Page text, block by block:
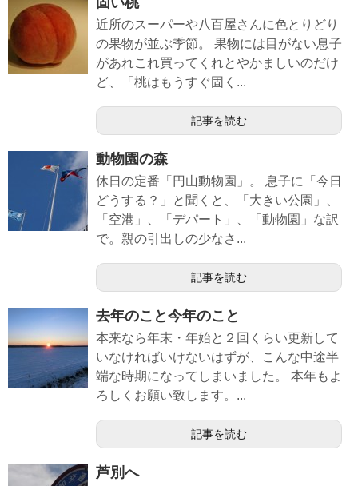
近所のスーパーや八百屋さんに色とりどり
の果物が並ぶ季節。 果物には目がない息子
があれこれ買ってくれとやかましいのだけ
ど、「桃はもうすぐ固く...
記事を読む
動物園の森
休日の定番「円山動物園」。 息子に「今日
どうする？」と聞くと、「大きい公園」、
「空港」、「デパート」、「動物園」な訳
で。親の引出しの少なさ...
記事を読む
去年のこと今年のこと
本来なら年末・年始と２回くらい更新して
いなければいけないはずが、こんな中途半
端な時期になってしまいました。 本年もよ
ろしくお願い致します。...
記事を読む
芦別へ